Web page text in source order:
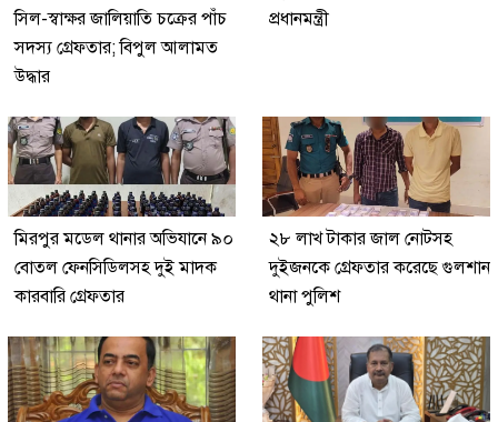
সিল-স্বাক্ষর জালিয়াতি চক্রের পাঁচ
সদস্য গ্রেফতার; বিপুল আলামত
উদ্ধার
প্রধানমন্ত্রী
মিরপুর মডেল থানার অভিযানে ৯০
বোতল ফেনসিডিলসহ দুই মাদক
কারবারি গ্রেফতার
২৮ লাখ টাকার জাল নোটসহ
দুইজনকে গ্রেফতার করেছে গুলশান
থানা পুলিশ